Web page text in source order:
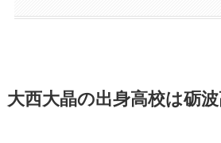
大西大晶の出身高校は砺波